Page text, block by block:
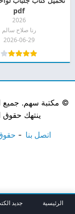
pdf
2026
رنا صلاح سالم
2026-06-29
© مكتبة سهم.
ينتهك حقوق
اتصل بنا
الرئيسية جديد